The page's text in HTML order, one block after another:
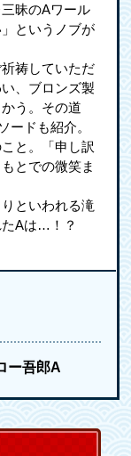
昧のAワール
というノブが
祷していただ
、ブロンズ製
う。その道
ードも紹介。
と。「申し訳
とでの微笑ま
といわれる滝
Aは…！？
ー吾郎A